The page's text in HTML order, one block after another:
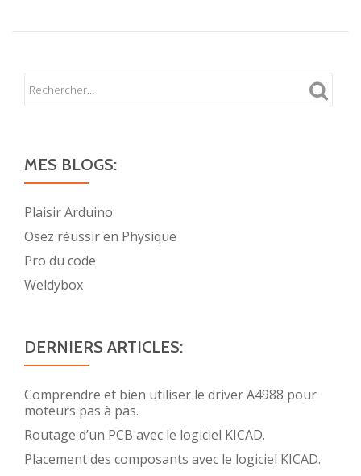
MES BLOGS:
Plaisir Arduino
Osez réussir en Physique
Pro du code
Weldybox
DERNIERS ARTICLES:
Comprendre et bien utiliser le driver A4988 pour
moteurs pas à pas.
Routage d’un PCB avec le logiciel KICAD.
Placement des composants avec le logiciel KICAD.